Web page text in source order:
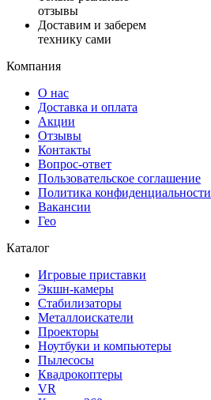
отзывы
Доставим и заберем
технику сами
Компания
О нас
Доставка и оплата
Акции
Отзывы
Контакты
Вопрос-ответ
Пользовательское соглашение
Политика конфиденциальности
Вакансии
Гео
Каталог
Игровые приставки
Экшн-камеры
Стабилизаторы
Металлоискатели
Проекторы
Ноутбуки и компьютеры
Пылесосы
Квадрокоптеры
VR